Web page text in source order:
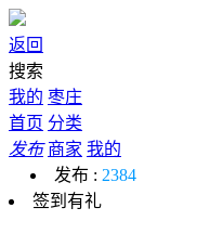
返回
搜索
我的 枣庄
首页 分类
发布 商家 我的
发布 : 2384
签到有礼